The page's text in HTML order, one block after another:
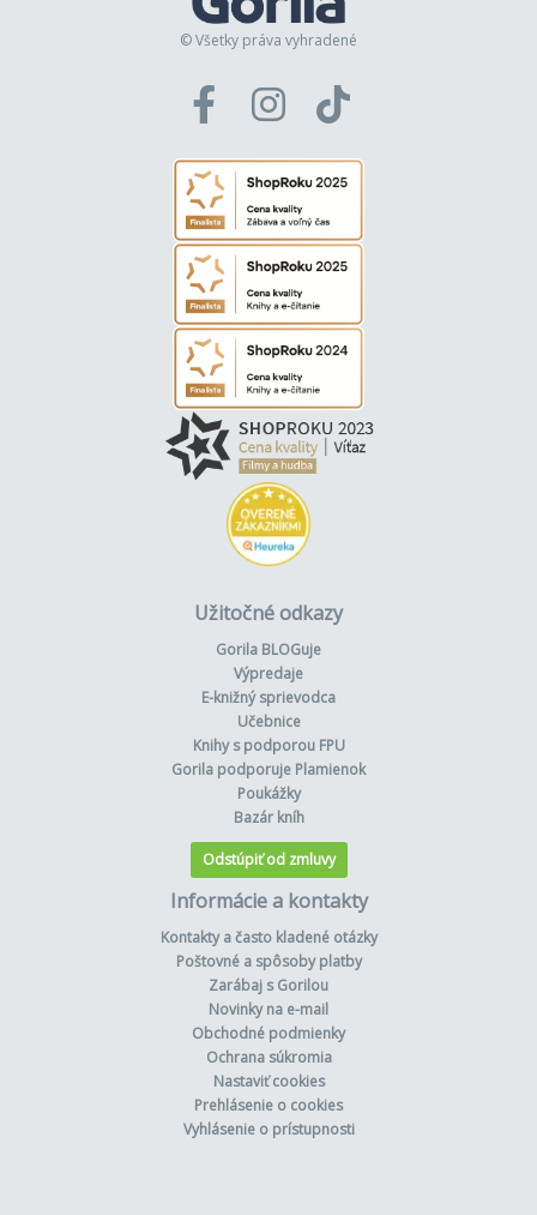
© Všetky práva vyhradené
Užitočné odkazy
Gorila BLOGuje
Výpredaje
E-knižný sprievodca
Učebnice
Knihy s podporou FPU
Gorila podporuje Plamienok
Poukážky
Bazár kníh
Odstúpiť od zmluvy
Informácie a kontakty
Kontakty a často kladené otázky
Poštovné a spôsoby platby
Zarábaj s Gorilou
Novinky na e-mail
Obchodné podmienky
Ochrana súkromia
Nastaviť cookies
Prehlásenie o cookies
Vyhlásenie o prístupnosti